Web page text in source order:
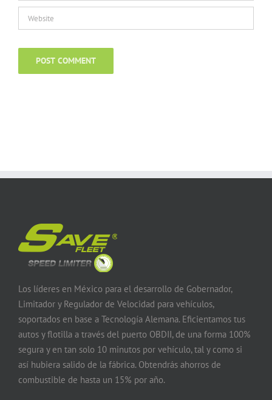
Los líderes en México para el desarrollo de Gobernador,
Limitador y Regulador de Velocidad para vehículos,
soportados en base a Tecnología Alemana. Eficientamos tus
autos y flotilla a través del puerto OBDII, de una forma 100%
segura y en tan solo 10 minutos por vehículo, tal y como si
así hubiera salido de la fábrica. Obtendrás ahorros de
combustible de hasta un 15% por año.